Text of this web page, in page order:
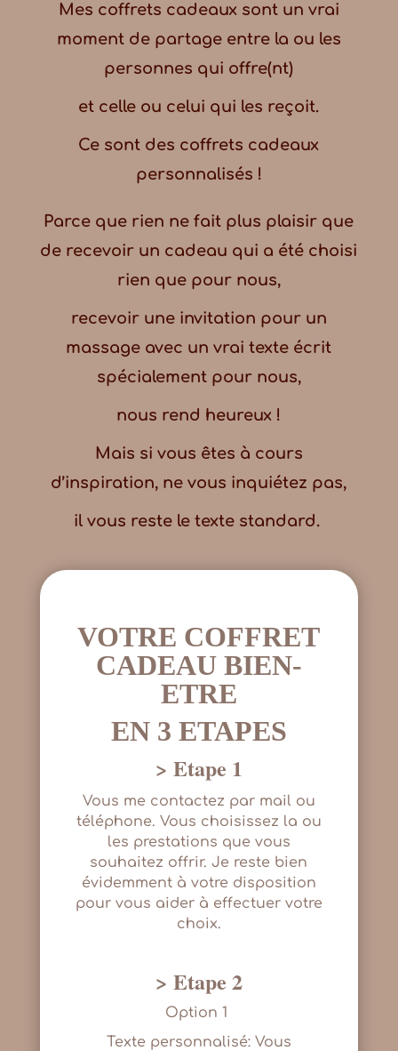
Mes coffrets cadeaux sont un vrai
moment de partage entre la ou les
personnes qui offre(nt)
et celle ou celui qui les reçoit.
Ce sont des coffrets cadeaux
personnalisés !
Parce que rien ne fait plus plaisir que
de recevoir un cadeau qui a été choisi
rien que pour nous,
recevoir une invitation pour un
massage avec un vrai texte écrit
spécialement pour nous,
nous rend heureux !
Mais si vous êtes à cours
d’inspiration, ne vous inquiétez pas,
il vous reste le texte standard.
VOTRE COFFRET
CADEAU BIEN-
ETRE
EN 3 ETAPES
> Etape 1
Vous me contactez par mail ou
téléphone. Vous choisissez la ou
les prestations que vous
souhaitez offrir. Je reste bien
évidemment à votre disposition
pour vous aider à effectuer votre
choix.
> Etape 2
Option 1
Texte personnalisé: Vous